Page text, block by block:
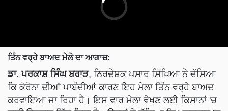
ਤਿੰਨ ਵਰ੍ਹੇ ਬਾਅਦ ਮੇਲੇ ਦਾ ਆਗਾਜ਼:
ਡਾ. ਪਰਕਾਸ਼ ਸਿੰਘ ਬਰਾੜ, ਨਿਰਦੇਸ਼ਕ ਪਸਾਰ ਸਿੱਖਿਆ ਨੇ ਦੱਸਿਆ
ਕਿ ਕੋਰੋਨਾ ਦੀਆਂ ਪਾਬੰਦੀਆਂ ਕਾਰਣ ਇਹ ਮੇਲਾ ਤਿੰਨ ਵਰ੍ਹੇ ਬਾਅਦ
ਕਰਵਾਇਆ ਜਾ ਰਿਹਾ ਹੈ। ਇਸ ਵਾਰ ਮੇਲਾ ਵੇਖਣ ਲਈ ਕਿਸਾਨਾਂ 'ਚ